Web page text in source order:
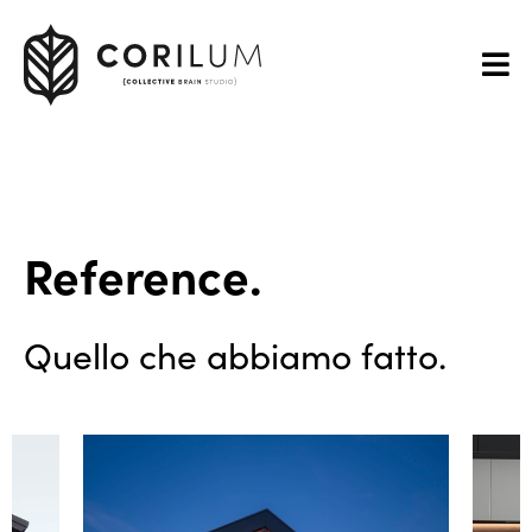
Reference.
Quello che abbiamo fatto.